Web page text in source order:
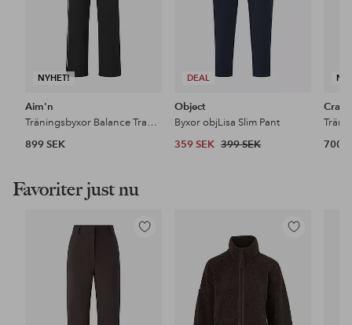
NYHET!
Aim'n
Träningsbyxor Balance Tracksuit
899 SEK
DEAL
Object
Byxor objLisa Slim Pant
359 SEK 399 SEK
Craft
700
Favoriter just nu
Lägg
Lägg
favoriter